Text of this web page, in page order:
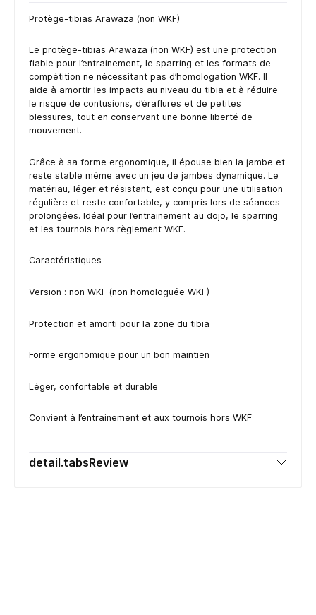
Protège-tibias Arawaza (non WKF)
Le protège-tibias Arawaza (non WKF) est une protection
fiable pour l’entrainement, le sparring et les formats de
compétition ne nécessitant pas d’homologation WKF. Il
aide à amortir les impacts au niveau du tibia et à réduire
le risque de contusions, d’éraflures et de petites
blessures, tout en conservant une bonne liberté de
mouvement.
Grâce à sa forme ergonomique, il épouse bien la jambe et
reste stable même avec un jeu de jambes dynamique. Le
matériau, léger et résistant, est conçu pour une utilisation
régulière et reste confortable, y compris lors de séances
prolongées. Idéal pour l’entrainement au dojo, le sparring
et les tournois hors règlement WKF.
Caractéristiques
Version : non WKF (non homologuée WKF)
Protection et amorti pour la zone du tibia
Forme ergonomique pour un bon maintien
Léger, confortable et durable
Convient à l’entrainement et aux tournois hors WKF
detail.tabsReview